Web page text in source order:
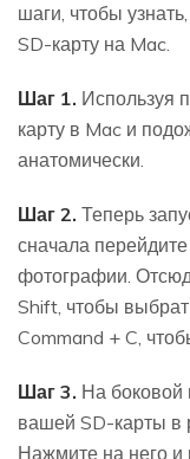
шаги, чтобы
SD-карту на Mac.
Шаг 1. Используя
карту в Mac и
анатомически.
Шаг 2. Теперь
сначала
фотографии.
Shift, чтобы
Command + C,
Шаг 3. На боковой
вашей SD-карты в
Нажмите на него